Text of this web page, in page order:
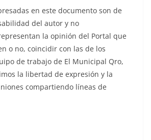
en este documento son de
del autor y no
la opinión del Portal que
o no, coincidir con las de los
de trabajo de El Municipal Qro,
la libertad de expresión y la
compartiendo líneas de